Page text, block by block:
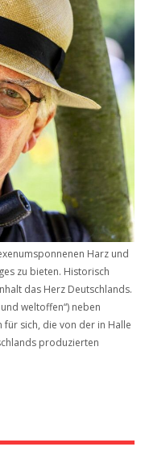
Harz und
zu bieten. Historisch
das Herz Deutschlands.
weltoffen“) neben
sich, die von der in Halle
produzierten